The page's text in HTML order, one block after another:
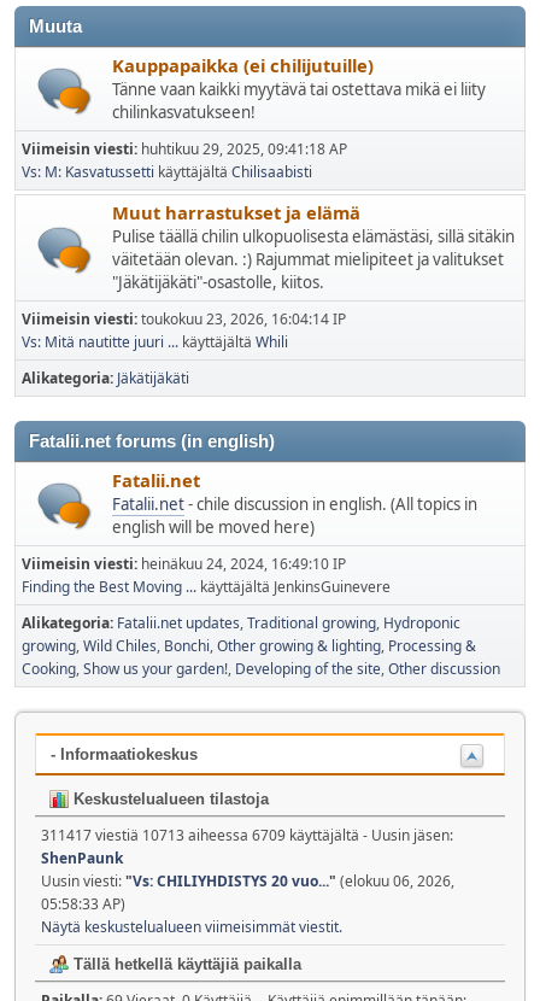
Muuta
Kauppapaikka (ei chilijutuille)
Tänne vaan kaikki myytävä tai ostettava mikä ei liity
chilinkasvatukseen!
Viimeisin viesti: huhtikuu 29, 2025, 09:41:18 AP
Vs: M: Kasvatussetti käyttäjältä Chilisaabisti
Muut harrastukset ja elämä
Pulise täällä chilin ulkopuolisesta elämästäsi, sillä sitäkin
väitetään olevan. :) Rajummat mielipiteet ja valitukset
"Jäkätijäkäti"-osastolle, kiitos.
Viimeisin viesti:toukokuu 23, 2026, 16:04:14 IP
Vs: Mitä nautitte juuri ... käyttäjältä Whili
Alikategoria Jäkätijäkäti
Fatalii.net forums (in english)
Fatalii.net
Fatalii.net- chile discussion in english. (All topics in
english will be moved here)
Viimeisin viesti: heinäkuu 24, 2024, 16:49:10 IP
Finding the Best Moving ... käyttäjältä JenkinsGuinevere
Alikategoria Fatalii.net updates Traditional growing Hydroponic
growing Wild Chiles Bonchi Other growing & lighting Processing &
Cooking Show us your garden! Developing of the site Other discussion
- Informaatiokeskus
Keskustelualueen tilastoja
311417 viestiä 10713 aiheessa 6709 käyttäjältä - Uusin jäsen:
ShenPaunk
Uusin viesti:"Vs: CHILIYHDISTYS 20 vuo..." (elokuu 06, 2026,
05:58:33 AP)
Näytä keskustelualueen viimeisimmät viestit.
Tällä hetkellä käyttäjiä paikalla